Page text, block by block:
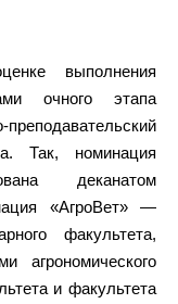
выполнения
очного этапа
Так, номинация
деканатом
«АгроВет» —
факультета,
агрономического
и факультета